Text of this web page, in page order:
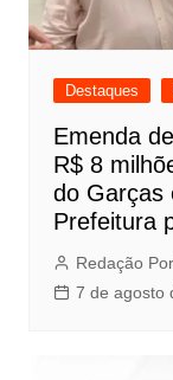
Destaques
Emenda
R$ 8
do Garças
Prefeitura
Redação
7 de agosto